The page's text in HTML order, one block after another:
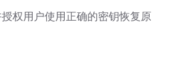
权用户使用正确的密钥恢复原